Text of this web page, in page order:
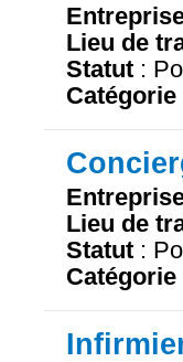
Lieu de
Statut :
Catégorie
Lieu de
Statut :
Catégorie